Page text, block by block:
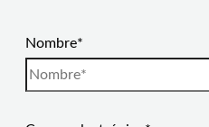
Nombre*